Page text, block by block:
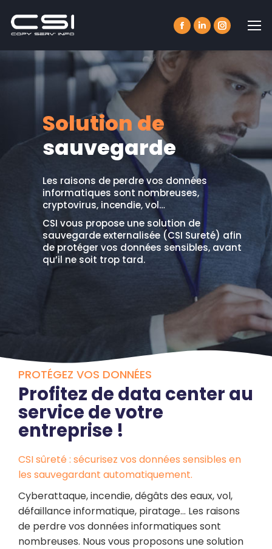
Facebook
page
opens
LinkedIn
page
window
Instagram
page
in
window
Solution de
sauvegarde
Les raisons de perdre vos données
informatiques sont nombreuses,
cryptovirus, incendie, vol…
CSI vous propose une solution de
sauvegarde externalisée (CSI Sureté) afin
de protéger vos données sensibles, avant
qu’il ne soit trop tard.
PROTÉGEZ VOS DONNÉES
Profitez de data center au
service de votre
entreprise !
CSI sûreté : sécurisez vos données sensibles en
les sauvegardant automatiquement.
Cyberattaque, incendie, dégâts des eaux, vol,
défaillance informatique, piratage… Les raisons
de perdre vos données informatiques sont
nombreuses. Nous vous proposons une solution